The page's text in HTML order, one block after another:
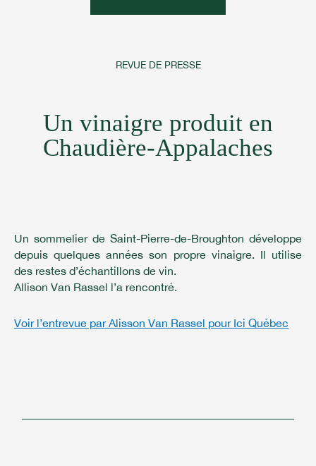
REVUE DE PRESSE
Un vinaigre produit en
Chaudière-Appalaches
Un sommelier de Saint-Pierre-de-Broughton développe
depuis quelques années son propre vinaigre. Il utilise
des restes d’échantillons de vin.
Allison Van Rassel l’a rencontré.
Voir l’entrevue par Alisson Van Rassel pour Ici Québec